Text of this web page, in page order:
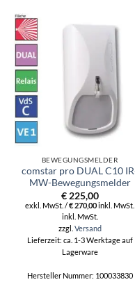
BEWEGUNGSMELDER
comstar pro DUAL C10
MW-Bewegungsmelder
€225,00
exkl. MwSt. /€270,00inkl. MwSt.
inkl. MwSt.
zzgl. Versand
Lieferzeit: ca. 1-3 Werktage auf
Lagerware
Hersteller Nummer: 100033830